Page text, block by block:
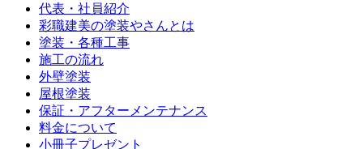
代表・社員紹介
彩職建美の塗装やさんとは
塗装・各種工事
施工の流れ
外壁塗装
屋根塗装
保証・アフターメンテナンス
料金について
小冊子プレゼント